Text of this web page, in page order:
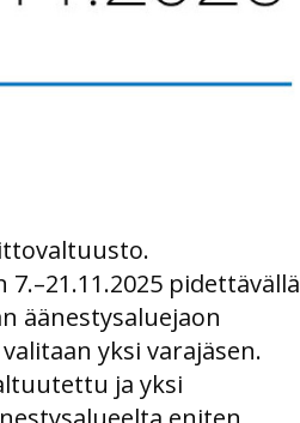
pidettävällä
äänestysaluejaon
yksi varajäsen.
ja yksi